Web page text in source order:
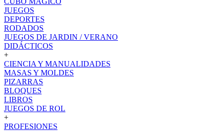
JUEGOS
DEPORTES
RODADOS
JUEGOS DE JARDIN / VERANO
DIDÁCTICOS
+
CIENCIA Y MANUALIDADES
MASAS Y MOLDES
PIZARRAS
BLOQUES
LIBROS
JUEGOS DE ROL
+
PROFESIONES